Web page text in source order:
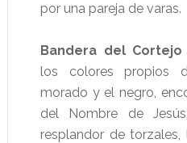
por una pareja de varas.
Bandera del
los colores propios
morado y el negro,
del Nombre de
resplandor de